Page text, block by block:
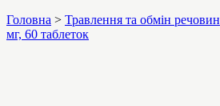
Головна > Травлення та обмін речовин
мг, 60 таблеток